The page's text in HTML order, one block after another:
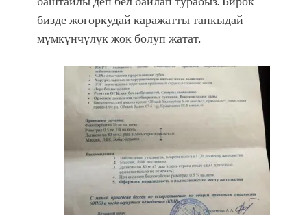
бизде жогоркудай каражатты тапкыдай
мүмкүнчүлүк жок болуп жатат.